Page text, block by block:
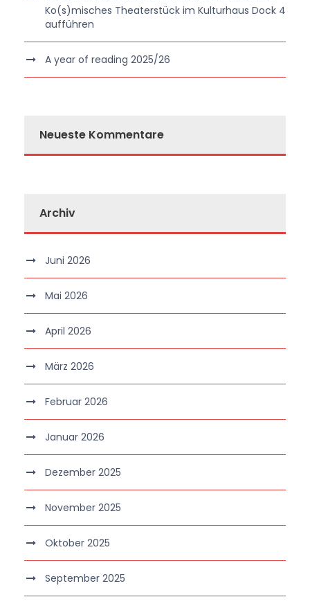
Ko(s)misches Theaterstück im Kulturhaus Dock 4
aufführen
A year of reading 2025/26
Neueste Kommentare
Archiv
Juni 2026
Mai 2026
April 2026
März 2026
Februar 2026
Januar 2026
Dezember 2025
November 2025
Oktober 2025
September 2025